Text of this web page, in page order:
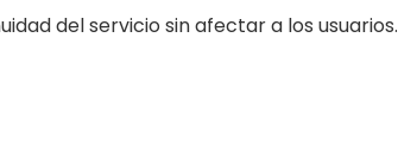
del servicio sin afectar a los usuarios.